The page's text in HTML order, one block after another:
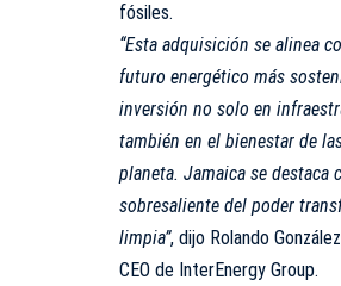
fósiles.
“Esta adquisición se alinea
futuro energético más
inversión no solo en
también en el bienestar de
planeta. Jamaica se destaca
sobresaliente del poder
limpia”, dijo Rolando
CEO de InterEnergy Group.